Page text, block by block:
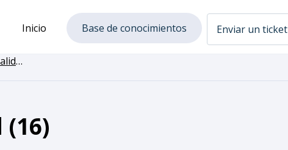
Inicio
Base de conocimientos Enviar un ticket